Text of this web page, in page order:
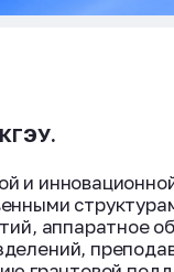
и
аппаратное